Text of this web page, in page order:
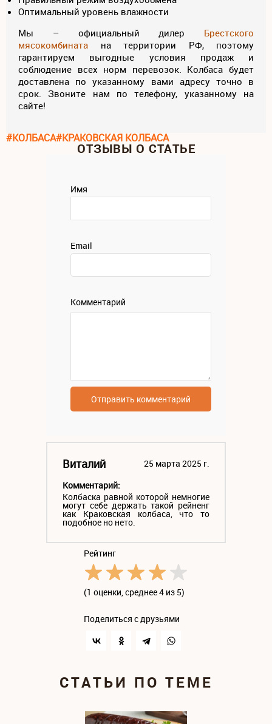
Оптимальный уровень влажности
Мы – официальный дилер Брестского
мясокомбината на территории РФ, поэтому
гарантируем выгодные условия продаж и
соблюдение всех норм перевозок. Колбаса будет
доставлена по указанному вами адресу точно в
срок. Звоните нам по телефону, указанному на
сайте!
#КОЛБАСА#КРАКОВСКАЯ КОЛБАСА
ОТЗЫВЫ О СТАТЬЕ
Имя
Email
Комментарий
Отправить комментарий
Виталий
25 марта 2025 г.
Комментарий:
Колбаска равной которой немногие
могут себе держать такой рейненг
как Краковская колбаса, что то
подобное но нето.
Рейтинг
(1 оценки, среднее 4 из 5)
Поделиться с друзьями
СТАТЬИ ПО ТЕМЕ